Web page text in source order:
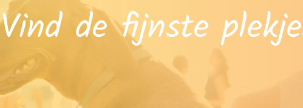
Vind de fijnste